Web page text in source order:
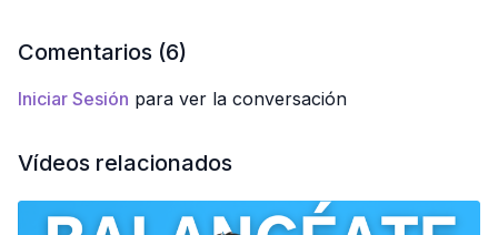
realizar las posturas.
Disfruta sin prisa y sin juicio.
Ārūdha Intermedio / Avanzado
Intensidad:Intensa
CLASE EXCLUSIVA EN LA MEMBRESÍA + APP💫
Comentarios (6)
Iniciar Sesión para ver la conversación
Vídeos relacionados